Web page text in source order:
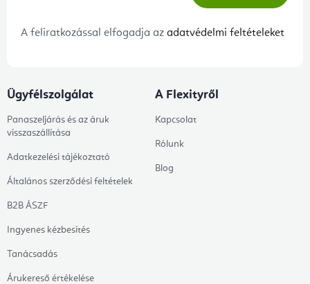
A feliratkozással elfogadja az adatvédelmi feltételeket
Ügyfélszolgálat
Panaszeljárás és az áruk
visszaszállítása
Adatkezelési tájékoztató
Általános szerződési feltételek
B2B ÁSZF
Ingyenes kézbesítés
Tanácsadás
Árukereső értékelése
A Flexityről
Kapcsolat
Rólunk
Blog